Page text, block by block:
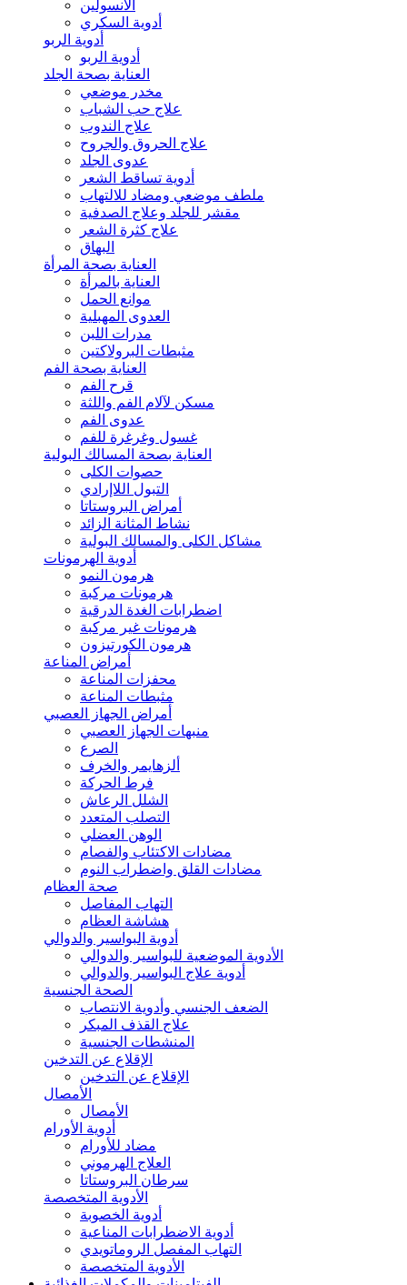
الانسولين
أدوية السكري
أدوية الربو
أدوية الربو
العناية بصحة الجلد
مخدر موضعي
علاج حب الشباب
علاج الندوب
علاج الحروق والجروح
عدوى الجلد
أدوية تساقط الشعر
ملطف موضعي ومضاد للالتهاب
مقشر للجلد وعلاج الصدفية
علاج كثرة الشعر
البهاق
العناية بصحة المرأة
العناية بالمرأة
موانع الحمل
العدوى المهبلية
مدرات اللبن
مثبطات البرولاكتين
العناية بصحة الفم
قرح الفم
مسكن لآلام الفم واللثة
عدوى الفم
غسول وغرغرة للفم
العناية بصحة المسالك البولية
حصوات الكلى
التبول اللاإرادي
أمراض البروستاتا
نشاط المثانة الزائد
مشاكل الكلى والمسالك البولية
أدوية الهرمونات
هرمون النمو
هرمونات مركبة
اضطرابات الغدة الدرقية
هرمونات غير مركبة
هرمون الكورتيزون
أمراض المناعة
محفزات المناعة
مثبطات المناعة
أمراض الجهاز العصبي
منبهات الجهاز العصبي
الصرع
ألزهايمر والخرف
فرط الحركة
الشلل الرعاش
التصلب المتعدد
الوهن العضلي
مضادات الاكتئاب والفصام
مضادات القلق واضطراب النوم
صحة العظام
التهاب المفاصل
هشاشة العظام
أدوية البواسير والدوالي
الأدوية الموضعية للبواسير والدوالي
أدوية علاج البواسير والدوالي
الصحة الجنسية
الضعف الجنسي وأدوية الانتصاب
علاج القذف المبكر
المنشطات الجنسية
الإقلاع عن التدخين
الإقلاع عن التدخين
الأمصال
الأمصال
أدوية الأورام
مضاد للأورام
العلاج الهرموني
سرطان البروستاتا
الأدوية المتخصصة
أدوية الخصوبة
أدوية الاضطرابات المناعية
التهاب المفصل الروماتويدي
الأدوية المتخصصة